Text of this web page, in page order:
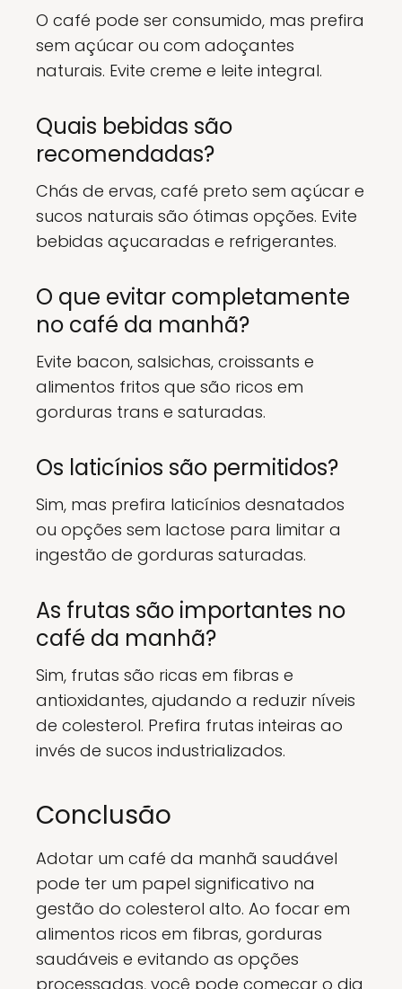
O café pode ser consumido, mas prefira
sem açúcar ou com adoçantes
naturais. Evite creme e leite integral.
Quais bebidas são
recomendadas?
Chás de ervas, café preto sem açúcar e
sucos naturais são ótimas opções. Evite
bebidas açucaradas e refrigerantes.
O que evitar completamente
no café da manhã?
Evite bacon, salsichas, croissants e
alimentos fritos que são ricos em
gorduras trans e saturadas.
Os laticínios são permitidos?
Sim, mas prefira laticínios desnatados
ou opções sem lactose para limitar a
ingestão de gorduras saturadas.
As frutas são importantes no
café da manhã?
Sim, frutas são ricas em fibras e
antioxidantes, ajudando a reduzir níveis
de colesterol. Prefira frutas inteiras ao
invés de sucos industrializados.
Conclusão
Adotar um café da manhã saudável
pode ter um papel significativo na
gestão do colesterol alto. Ao focar em
alimentos ricos em fibras, gorduras
saudáveis e evitando as opções
processadas, você pode começar o dia